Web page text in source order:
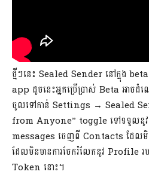
ថ្មីៗនេះ Sealed Sender នៅក្នុង
app ដូចនេះអ្នកប្រើប្រាស់ Beta អាចដំណ
ចូលទៅកាន់ Settings → Sealed
from Anyone” toggle ទៅទទួលនូវ
messages ចេញពី Contacts ដែលមិ
ដែលមិនមានការចែករំលែកនូវ Profile
Token នោះ។​